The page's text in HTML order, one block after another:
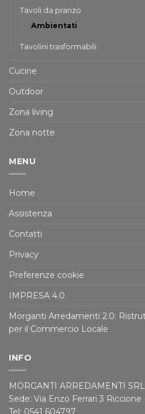
Tavoli da pranzo
Ambientati
Tavolini trasformabili
Cucine
Outdoor
Zona living
Zona notte
MENU
Home
Assistenza
Contatti
Privacy
Preferenze cookie
IMPRESA 4.0
Morganti Arredamenti 2.0:
per il Commercio Locale
INFO
MORGANTI ARREDAMENTI SRL
Sede: Via Enzo Ferrari 3 Riccione
Tel: 0541 604797